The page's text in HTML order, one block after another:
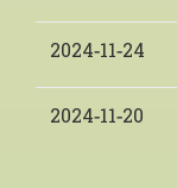
2024-11-24
2024-11-20